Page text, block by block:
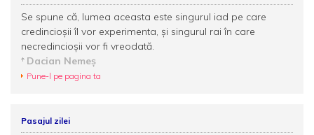
Se spune că, lumea aceasta este singurul iad pe care
credincioșii îl vor experimenta, și singurul rai în care
necredincioșii vor fi vreodată.
Dacian Nemeș
Pune-l pe pagina ta
Pasajul zilei